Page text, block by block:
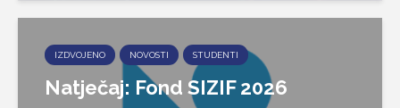
IZDVOJENO NOVOSTI STUDENTI
Natječaj: Fond SIZIF 2026